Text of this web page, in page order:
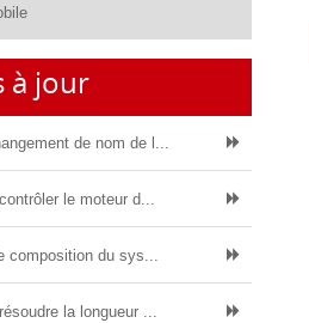
à jour
de nom de l...
le moteur d...
composition du sys...
la longueur ...